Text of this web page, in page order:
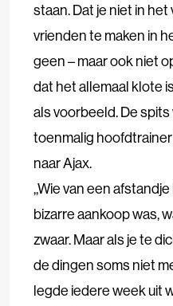
staan. Dat je niet in
vrienden te maken in
geen – maar ook niet
dat het allemaal klote
als voorbeeld. De
toenmalig
naar Ajax.
,,Wie van een
bizarre aankoop was,
zwaar. Maar als je te
de dingen soms niet
legde iedere week uit